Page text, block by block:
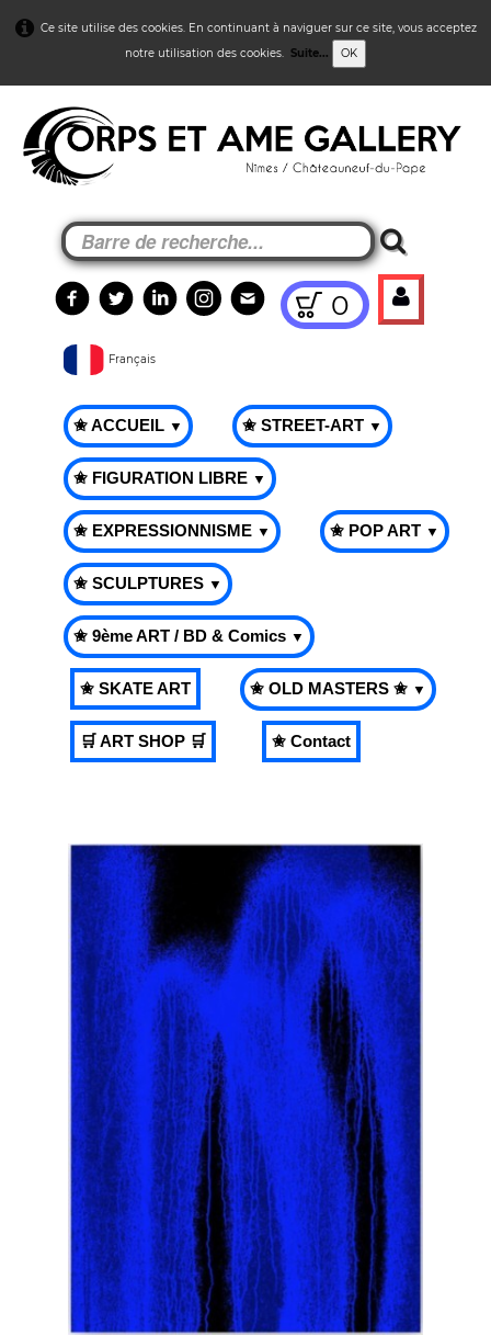
Ce site utilise des cookies. En continuant à naviguer sur ce site, vous acceptez
notre utilisation des cookies. Suite... OK
0
Français
✬ ACCUEIL ▼ ✬ STREET-ART ▼
✬ FIGURATION LIBRE ▼
✬ EXPRESSIONNISME ▼ ✬ POP ART ▼
✬ SCULPTURES ▼
✬ 9ème ART / BD & Comics ▼
✬ SKATE ART ✬ OLD MASTERS ✬ ▼
🛒 ART SHOP 🛒 ✬ Contact